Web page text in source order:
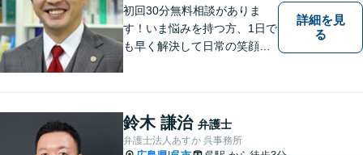
初回30分無料相談がありま
す！いま悩みを持つ方、1日で
も早く解決して日常の笑顔を
個人様・法人様の問題に幅広
く対応しています。
詳細を見
る
鈴木 謙治 弁護士
弁護士法人あすか 呉事務所